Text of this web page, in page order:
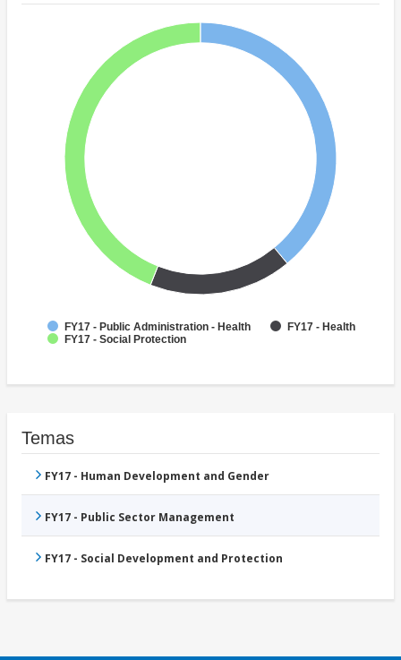
FY17 - Public Administration - Health
FY17 - Health
FY17 - Social Protection
Temas
FY17 - Human Development and Gender
FY17 - Public Sector Management
FY17 - Social Development and Protection